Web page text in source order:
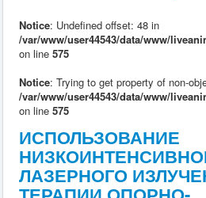
Воспроизводство
Птицы
Ветеринария
Разведение
Воспроизводство
Рыбы
Выращивание
Кормление
Прочие
Кролики
Ветеринария
Notice: Undefined offset: 48 in
/var/www/user44543/data/www/
on line 575
Notice: Trying to get property of non-
/var/www/user44543/data/www/
on line 575
ИСПОЛЬЗОВАНИЕ
ЛАЗЕРНОГО